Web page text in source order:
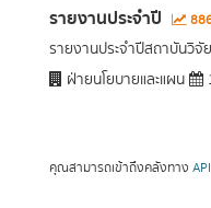
รายงานประจำปี
รายงานประจำปีสถาบันวิ
ฝ่ายนโยบายและแผน
คุณสามารถเข้าถึงคลังทาง API